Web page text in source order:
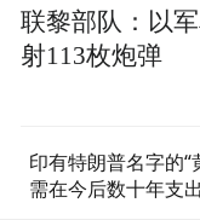
，
联黎部队：以
射113枚炮弹